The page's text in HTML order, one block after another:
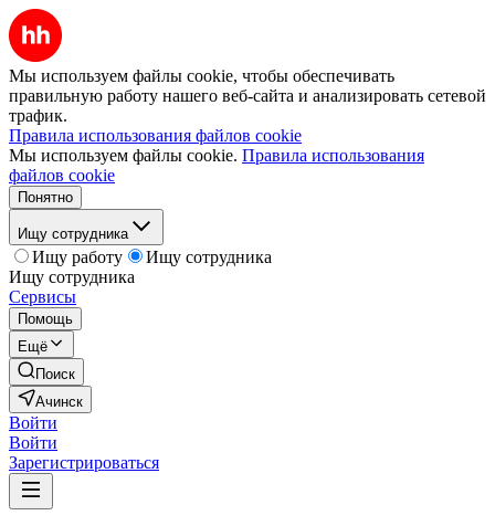
Мы используем файлы cookie, чтобы обеспечивать
правильную работу нашего веб-сайта и анализировать сетевой
трафик.
Правила использования файлов cookie
Мы используем файлы cookie. Правила использования
файлов cookie
Понятно
Ищу сотрудника
Ищу работу
Ищу сотрудника
Ищу сотрудника
Сервисы
Помощь
Ещё
Поиск
Ачинск
Войти
Войти
Зарегистрироваться